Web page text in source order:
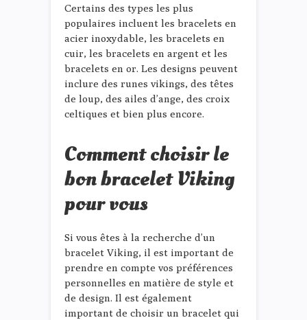
Certains des types les plus
populaires incluent les bracelets en
acier inoxydable, les bracelets en
cuir, les bracelets en argent et les
bracelets en or. Les designs peuvent
inclure des runes vikings, des têtes
de loup, des ailes d’ange, des croix
celtiques et bien plus encore.
Comment choisir le
bon bracelet Viking
pour vous
Si vous êtes à la recherche d’un
bracelet Viking, il est important de
prendre en compte vos préférences
personnelles en matière de style et
de design. Il est également
important de choisir un bracelet qui